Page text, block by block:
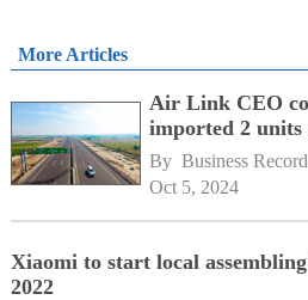
More Articles
Air Link CEO
imported 2 units
By Business
Oct 5, 2024
Xiaomi to start local
2022